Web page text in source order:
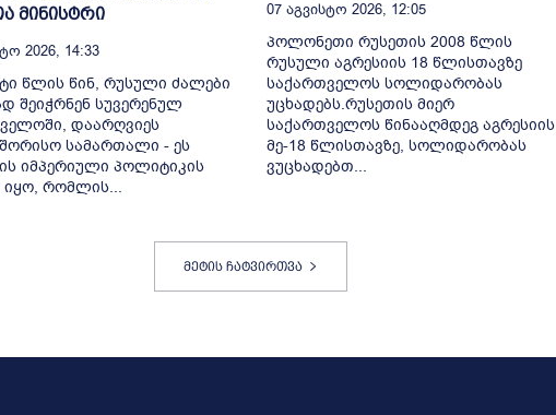
მინისტრი
2026, 14:33
წლის წინ, რუსული ძალები
შეიჭრნენ სუვერენულ
დაარღვიეს
სამართალი - ეს
იმპერიული პოლიტიკის
იყო, რომლის...
07 Აგვისტო 2026, 12:05
პოლონეთი რუსეთის 2008 წლის
რუსული აგრესიის 18 წლისთავზე
საქართველოს სოლიდარობას
უცხადებს.რუსეთის მიერ
საქართველოს წინააღმდეგ აგრესიის
მე-18 წლისთავზე, სოლიდარობას
ვუცხადებთ...
მეტის ჩატვირთვა